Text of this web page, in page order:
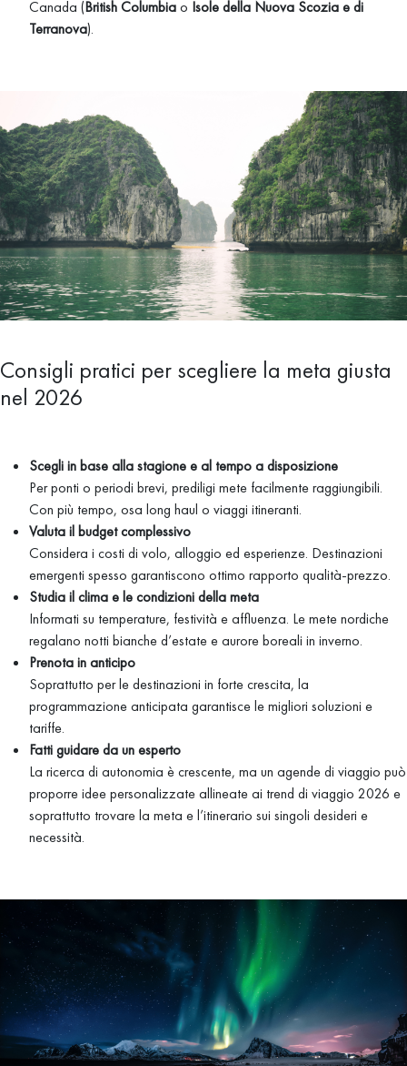
Canada (British Columbiao Isole della Nuova Scozia e di
Terranova).
Consigli pratici per scegliere la meta giusta
nel 2026
Scegli in base alla stagione e al tempo a disposizione
Per ponti o periodi brevi, prediligi mete facilmente raggiungibili.
Con più tempo, osa long haul o viaggi itineranti.
Valuta il budget complessivo
Considera i costi di volo, alloggio ed esperienze. Destinazioni
emergenti spesso garantiscono ottimo rapporto qualità-prezzo.
Studia il clima e le condizioni della meta
Informati su temperature, festività e affluenza. Le mete nordiche
regalano notti bianche d’estate e aurore boreali in inverno.
Prenota in anticipo
Soprattutto per le destinazioni in forte crescita, la
programmazione anticipata garantisce le migliori soluzioni e
tariffe.
Fatti guidare da un esperto
La ricerca di autonomia è crescente, ma un agende di viaggio può
proporre idee personalizzate allineate ai trend di viaggio 2026 e
soprattutto trovare la meta e l’itinerario sui singoli desideri e
necessità.